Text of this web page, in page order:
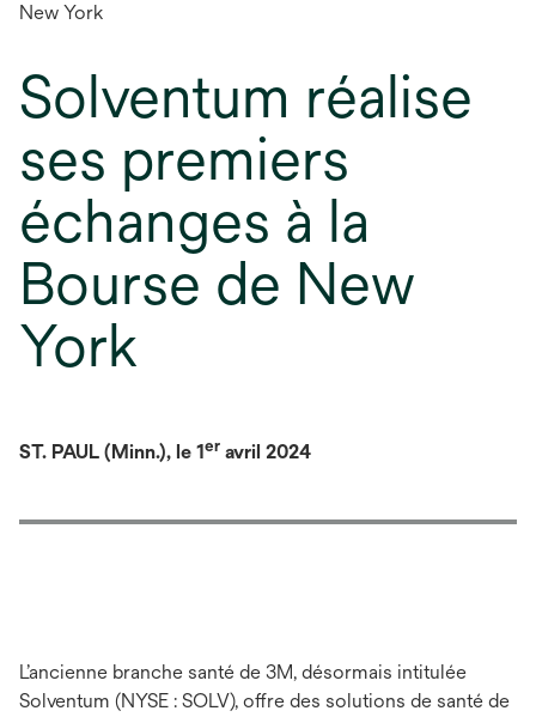
New York
Solventum réalise
ses premiers
échanges à la
Bourse de New
York
ST. PAUL (Minn.), le 1er avril 2024
L’ancienne branche santé de 3M, désormais intitulée
Solventum (NYSE : SOLV), offre des solutions de santé de